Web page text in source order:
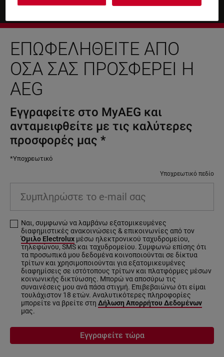
ΕΠΩΦΕΛΗΘΕΊΤΕ ΑΠΌ
ΌΣΑ ΣΑΣ ΠΡΟΣΦΈΡΕΙ Η
AEG
Εγγραφείτε στο MyAEG και
ανταμειφθείτε με τις καλύτερες
προσφορές μας *
*Υποχρεωτικό
Υποχρεωτικό πεδίο
Ναι, συμφωνώ να λαμβάνω εξατομικευμένες
διαφημιστικές ανακοινώσεις & επικοινωνίες από τον
Όμιλο Electrolux μέσω ηλεκτρονικού ταχυδρομείου,
τηλεφώνου, SMS και ταχυδρομείου. Συμφωνώ επίσης ότι
τα προσωπικά μου δεδομένα κοινοποιούνται σε δίκτυα
τρίτων και χρησιμοποιούνται για εξατομικευμένες
διαφημίσεις σε ιστότοπους τρίτων και πλατφόρμες μέσων
κοινωνικής δικτύωσης. Μπορώ να αποσύρω τις
συναινέσεις μου ανά πάσα στιγμή. Επιβεβαιώνω ότι είμαι
τουλάχιστον 18 ετών. Αναλυτικότερες πληροφορίες
μπορείτε να βρείτε στη Δήλωση Απορρήτου Δεδομένων
μας.
Εγγραφείτε τώρα